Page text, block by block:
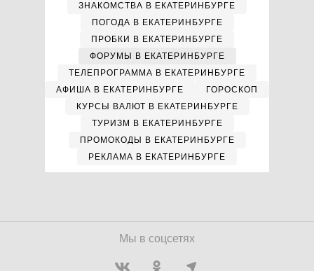
ЗНАКОМСТВА В ЕКАТЕРИНБУРГЕ
ПОГОДА В ЕКАТЕРИНБУРГЕ
ПРОБКИ В ЕКАТЕРИНБУРГЕ
ФОРУМЫ В ЕКАТЕРИНБУРГЕ
ТЕЛЕПРОГРАММА В ЕКАТЕРИНБУРГЕ
АФИША В ЕКАТЕРИНБУРГЕ
ГОРОСКОП
КУРСЫ ВАЛЮТ В ЕКАТЕРИНБУРГЕ
ТУРИЗМ В ЕКАТЕРИНБУРГЕ
ПРОМОКОДЫ В ЕКАТЕРИНБУРГЕ
РЕКЛАМА В ЕКАТЕРИНБУРГЕ
Мы в соцсетях